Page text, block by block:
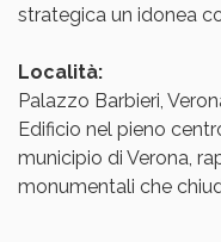
strategica un idonea
Località:
Palazzo Barbieri,
Edificio nel pieno
municipio di Verona,
monumentali che